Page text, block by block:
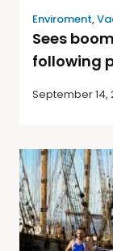
Enviroment,
Sees
following
September 14,